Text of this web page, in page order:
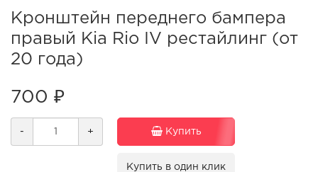
Кронштейн переднего бампера
правый Kia Rio IV рестайлинг (от
20 года)
700 ₽
- + Купить
Купить в один клик